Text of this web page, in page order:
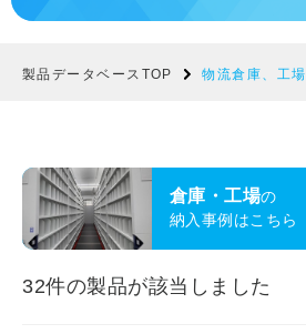
製品データベースTOP 物流倉庫、工場
32件の製品が該当しました
倉庫・工場の
納入事例はこちら